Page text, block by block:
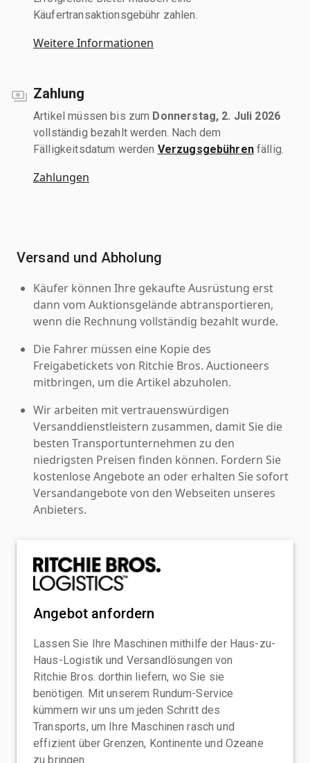
Käufertransaktionsgebühr zahlen.
Weitere Informationen
Zahlung
Artikel müssen bis zum Donnerstag, 2. Juli 2026
vollständig bezahlt werden. Nach dem
Fälligkeitsdatum werden Verzugsgebührenfällig.
Zahlungen
Versand und Abholung
Käufer können Ihre gekaufte Ausrüstung erst
dann vom Auktionsgelände abtransportieren,
wenn die Rechnung vollständig bezahlt wurde.
Die Fahrer müssen eine Kopie des
Freigabetickets von Ritchie Bros. Auctioneers
mitbringen, um die Artikel abzuholen.
Wir arbeiten mit vertrauenswürdigen
Versanddienstleistern zusammen, damit Sie die
besten Transportunternehmen zu den
niedrigsten Preisen finden können. Fordern Sie
kostenlose Angebote an oder erhalten Sie sofort
Versandangebote von den Webseiten unseres
Anbieters.
Angebot anfordern
Lassen Sie Ihre Maschinen mithilfe der Haus-zu-
Haus-Logistik und Versandlösungen von
Ritchie Bros. dorthin liefern, wo Sie sie
benötigen. Mit unserem Rundum-Service
kümmern wir uns um jeden Schritt des
Transports, um Ihre Maschinen rasch und
effizient über Grenzen, Kontinente und Ozeane
zu bringen.